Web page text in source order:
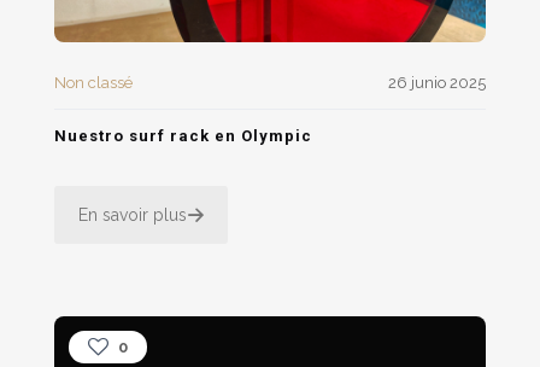
Non classé 26 junio 2025
Nuestro surf rack en Olympic
En savoir plus
0